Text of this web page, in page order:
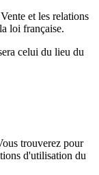
et les relations
loi française.
celui du lieu du
trouverez pour
d'utilisation du